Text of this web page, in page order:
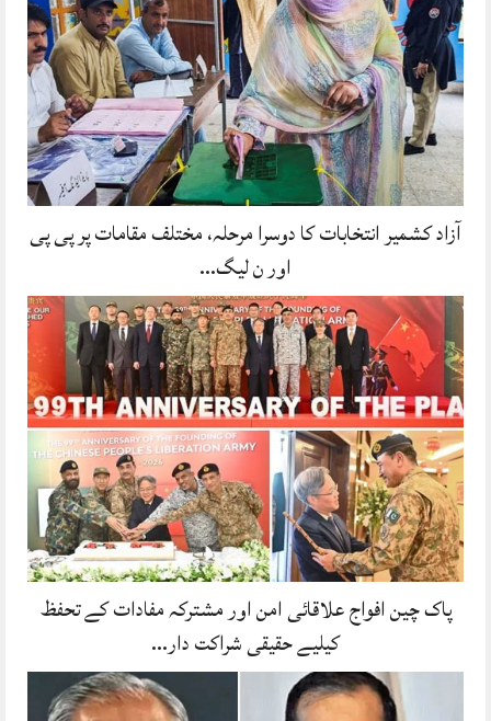
آزاد کشمیر انتخابات کا دوسرا مرحلہ، مختلف مقامات پر پی پی
اور ن لیگ…
پاک چین افواج علاقائی امن اور مشترکہ مفادات کے تحفظ
کیلیے حقیقی شراکت دار…